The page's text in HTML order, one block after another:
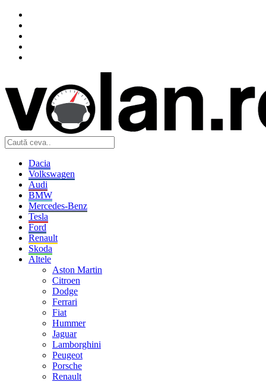
Dacia
Volkswagen
Audi
BMW
Mercedes-Benz
Tesla
Ford
Renault
Skoda
Altele
Aston Martin
Citroen
Dodge
Ferrari
Fiat
Hummer
Jaguar
Lamborghini
Peugeot
Porsche
Renault